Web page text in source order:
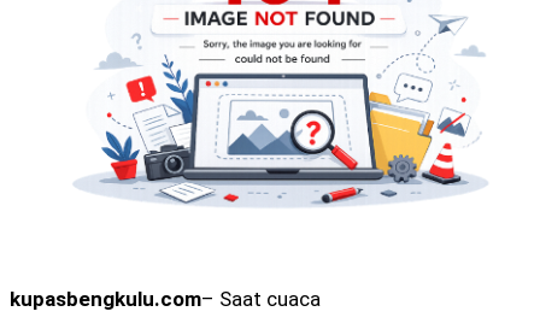
kupasbengkulu.com– Saat cuaca